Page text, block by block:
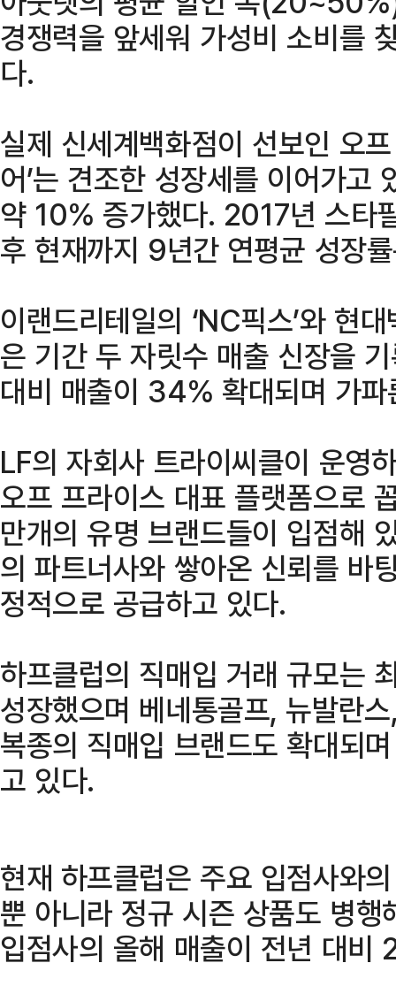
경쟁력을 앞세워 가성비 소비를
다.
실제 신세계백화점이 선보인 오
어’는 견조한 성장세를 이어가고
약 10% 증가했다. 2017년 스타
후 현재까지 9년간 연평균 성장
이랜드리테일의 ‘NC픽스’와 현
은 기간 두 자릿수 매출 신장을
대비 매출이 34% 확대되며 가파
LF의 자회사 트라이씨클이 운영
오프 프라이스 대표 플랫폼으로
만개의 유명 브랜드들이 입점해
의 파트너사와 쌓아온 신뢰를 바
정적으로 공급하고 있다.
하프클럽의 직매입 거래 규모는
성장했으며 베네통골프, 뉴발란
복종의 직매입 브랜드도 확대되
고 있다.
현재 하프클럽은 주요 입점사와
뿐 아니라 정규 시즌 상품도 병
입점사의 올해 매출이 전년 대비